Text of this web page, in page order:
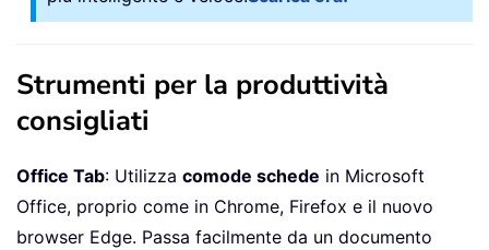
Strumenti per la produttività
consigliati
Office Tab: Utilizza comode schede in Microsoft
Office, proprio come in Chrome, Firefox e il nuovo
browser Edge. Passa facilmente da un documento